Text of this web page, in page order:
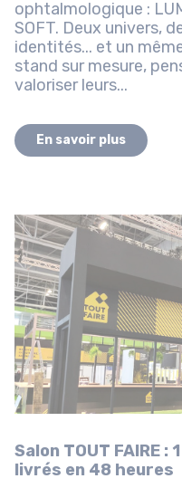
ophtalmologique :
SOFT. Deux univers, deux positionnements, deux
identités... et un
stand sur mesure,
valoriser leurs...
En savoir plus
Salon TOUT FAIRE
livrés en 48 heures